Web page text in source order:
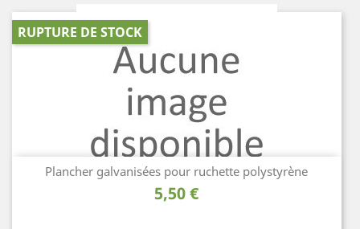
Plancher galvanisées pour ruchette polystyrène
Prix
5,50 €
RUPTURE DE STOCK